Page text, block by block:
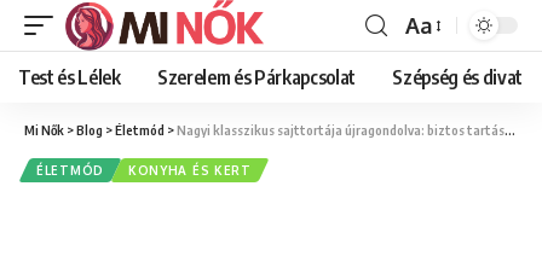
Font
Resizer
Aa
Test és Lélek Szerelem és Párkapcsolat Szépség és divat
Mi Nők >Blog >Életmód >Nagyi klasszikus sajttortája újragondolva: biztos tartás, bársonyos krém
ÉLETMÓD KONYHA ÉS KERT